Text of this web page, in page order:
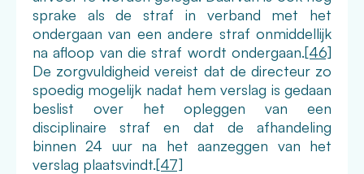
sprake als de straf in verband met het
ondergaan van een andere straf onmiddellijk
na afloop van die straf wordt ondergaan.[46]
De zorgvuldigheid vereist dat de directeur zo
spoedig mogelijk nadat hem verslag is gedaan
beslist over het opleggen van een
disciplinaire straf en dat de afhandeling
binnen 24 uur na het aanzeggen van het
verslag plaatsvindt.[47]